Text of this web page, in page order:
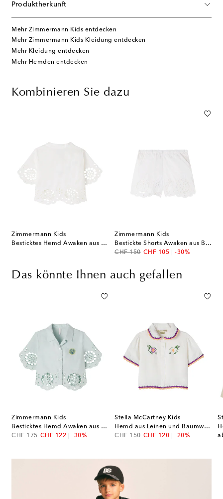
Produktherkunft
Mehr Zimmermann Kids entdecken
Mehr Zimmermann Kids Kleidung entdecken
Mehr Kleidung entdecken
Mehr Hemden entdecken
Kombinieren Sie dazu
Zimmermann Kids
Besticktes Hemd Awaken aus Baumwolle
Zimmermann Kids
Bestickte Shorts Awaken aus Baumwolle
CHF 150
original priceCHF 105
discount price
-30%
Das könnte Ihnen auch gefallen
Zimmermann Kids
Besticktes Hemd Awaken aus Baumwolle
CHF 175
original priceCHF 122
discount price
-30%
Stella McCartney Kids
Hemd aus Leinen und Baumwolle
CHF 150
original priceCHF 120
discount price
-20%